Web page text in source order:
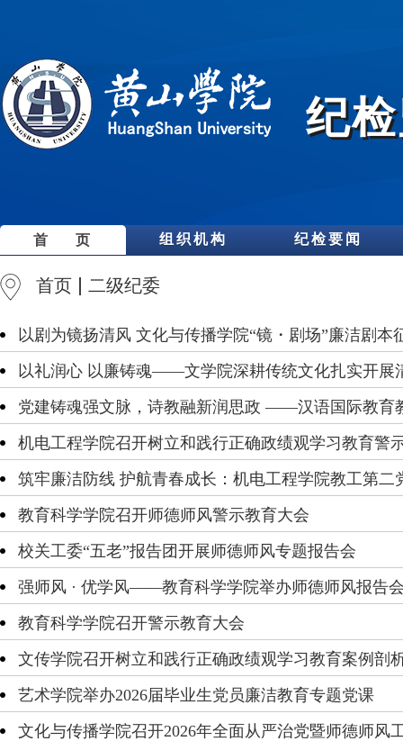
纪
首 页 组织机构 纪检要闻
首页 二级纪委
以剧为镜扬清风 文化与传播学院“镜・剧场”廉洁剧本
以礼润心 以廉铸魂——文学院深耕传统文化扎实开展
党建铸魂强文脉，诗教融新润思政 ——汉语国际教育
机电工程学院召开树立和践行正确政绩观学习教育警
筑牢廉洁防线 护航青春成长：机电工程学院教工第
教育科学学院召开师德师风警示教育大会
校关工委“五老”报告团开展师德师风专题报告会
强师风 · 优学风——教育科学学院举办师德师风报告
教育科学学院召开警示教育大会
文传学院召开树立和践行正确政绩观学习教育案例剖
艺术学院举办2026届毕业生党员廉洁教育专题党课
文化与传播学院召开2026年全面从严治党暨师德师风